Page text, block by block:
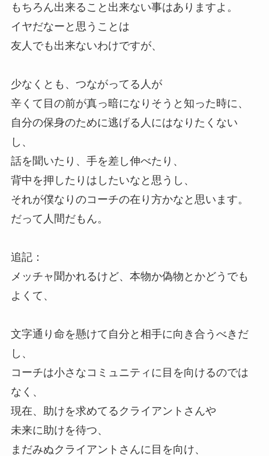
もちろん出来ること出来ない事はありますよ。
イヤだなーと思うことは
友人でも出来ないわけですが、
少なくとも、つながってる人が
辛くて目の前が真っ暗になりそうと知った時に、
自分の保身のために逃げる人にはなりたくない
し、
話を聞いたり、手を差し伸べたり、
背中を押したりはしたいなと思うし、
それが僕なりのコーチの在り方かなと思います。
だって人間だもん。
追記：
メッチャ聞かれるけど、本物か偽物とかどうでも
よくて、
文字通り命を懸けて自分と相手に向き合うべきだ
し、
コーチは小さなコミュニティに目を向けるのでは
なく、
現在、助けを求めてるクライアントさんや
未来に助けを待つ、
まだみぬクライアントさんに目を向け、